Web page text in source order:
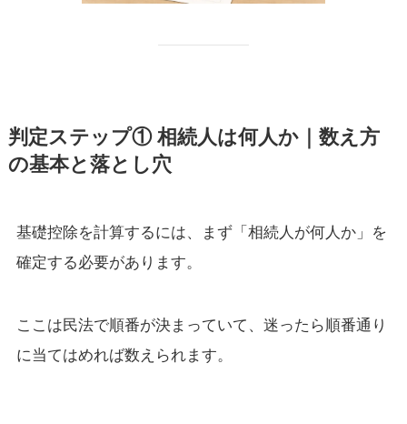
判定ステップ① 相続人は何人か｜数え方
の基本と落とし穴
基礎控除を計算するには、まず「相続人が何人か」を
確定する必要があります。
ここは民法で順番が決まっていて、迷ったら順番通り
に当てはめれば数えられます。